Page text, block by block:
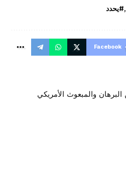
#يحدد
Facebook